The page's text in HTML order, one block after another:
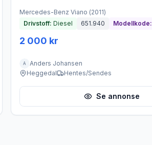
Mercedes-Benz Viano (2011)
Drivstoff: Diesel 651.940 Modellkode:
2 000 kr
A
Anders Johansen
Heggedal
Hentes/Sendes
Se annonse